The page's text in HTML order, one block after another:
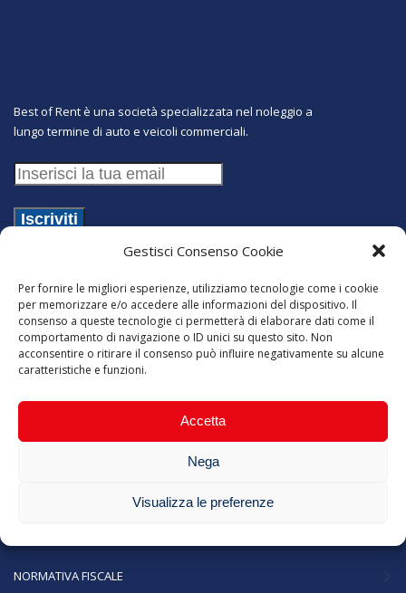
Gestisci Consenso Cookie
Per fornire le migliori esperienze, utilizziamo tecnologie come i cookie
per memorizzare e/o accedere alle informazioni del dispositivo. Il
consenso a queste tecnologie ci permetterà di elaborare dati come il
comportamento di navigazione o ID unici su questo sito. Non
acconsentire o ritirare il consenso può influire negativamente su alcune
caratteristiche e funzioni.
Accetta
Nega
Visualizza le preferenze
Best of Rent è una società specializzata nel noleggio a
lungo termine di auto e veicoli commerciali.
Desidero essere iscritto/a alla newsletter e ricevere
comunicazioni commerciali e promozionali inerenti al
noleggio da parte di Romatyche S.r.l. - Best of Rent come
daInformativa Privacy
SOLUZIONI
NORMATIVA FISCALE